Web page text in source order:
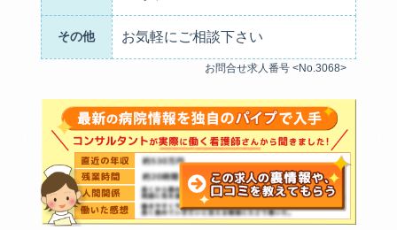
その他 お気軽にご相談下さい
お問合せ求人番号 <No.3068>